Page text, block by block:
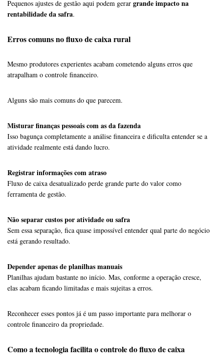
Pequenos ajustes de gestão aqui podem gerar grande impacto na
rentabilidade da safra.
Erros comuns no fluxo de caixa rural
Mesmo produtores experientes acabam cometendo alguns erros que
atrapalham o controle financeiro.
Alguns são mais comuns do que parecem.
Misturar finanças pessoais com as da fazenda
Isso bagunça completamente a análise financeira e dificulta entender se a
atividade realmente está dando lucro.
Registrar informações com atraso
Fluxo de caixa desatualizado perde grande parte do valor como
ferramenta de gestão.
Não separar custos por atividade ou safra
Sem essa separação, fica quase impossível entender qual parte do negócio
está gerando resultado.
Depender apenas de planilhas manuais
Planilhas ajudam bastante no início. Mas, conforme a operação cresce,
elas acabam ficando limitadas e mais sujeitas a erros.
Reconhecer esses pontos já é um passo importante para melhorar o
controle financeiro da propriedade.
Como a tecnologia facilita o controle do fluxo de caixa